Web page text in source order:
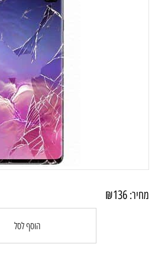
מחיר: ₪136
הוסף לסל